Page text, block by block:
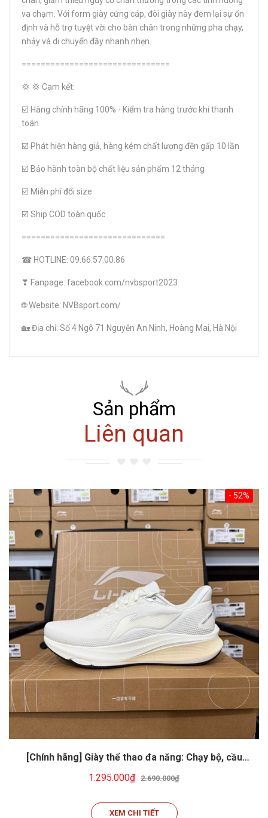
va chạm. Với form giày cứng cáp, đôi giày này đem lại sự ổn
định và hỗ trợ tuyệt vời cho bàn chân trong những pha chạy,
nhảy và di chuyển đầy nhanh nhẹn.
===============================
💢 💢 Cam kết:
☑️ Hàng chính hãng 100% - Kiểm tra hàng trước khi thanh
toán
☑️ Phát hiện hàng giả, hàng kém chất lượng đền gấp 10 lần
☑️ Bảo hành toàn bộ chất liệu sản phẩm 12 tháng
☑️ Miễn phí đổi size
☑️ Ship COD toàn quốc
==============================
☎ HOTLINE: 09.66.57.00.86
❣ Fanpage: facebook.com/nvbsport2023
🌐 Website: NVBsport.com/
🏡 Địa chỉ: Số 4 Ngõ 71 Nguyễn An Ninh, Hoàng Mai, Hà Nội
Sản phẩm
Liên quan
- 52%
[Chính hãng] Giày thể thao đa năng: Chạy bộ, cầu
1.295.000₫ 2.690.000₫
XEM CHI TIẾT